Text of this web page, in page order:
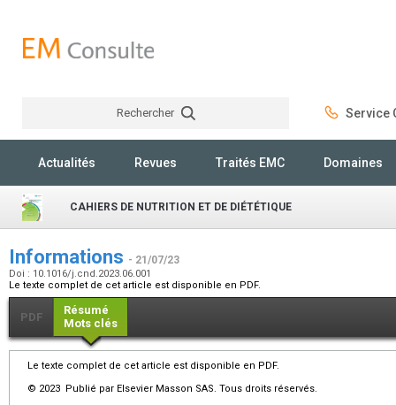
Rechercher Service
Actualités Revues Traités EMC Domaines
CAHIERS DE NUTRITION ET DE DIÉTÉTIQUE
Informations - 21/07/23
Doi : 10.1016/j.cnd.2023.06.001
Le texte complet de cet article est disponible en PDF.
PDF
Résumé
Mots clés
Le texte complet de cet article est disponible en PDF.
© 2023 Publié par Elsevier Masson SAS. Tous droits réservés.